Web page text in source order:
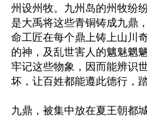
州设州牧。九州岛的州牧纷
是大禹将这些青铜铸成九鼎
命工匠在每个鼎上铸上山川
的神，及乱世害人的魑魅魍
牢记这些物象，因而能辨识
坏，让百姓都能遵此德行，
九鼎，被集中放在夏王朝都